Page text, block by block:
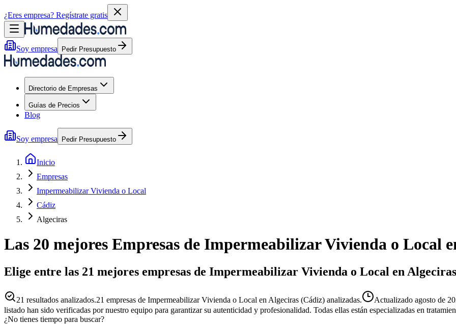
¿Eres empresa? Regístrate gratis
Soy empresa Pedir Presupuesto
Directorio de Empresas
Guías de Precios
Blog
Soy empresa Pedir Presupuesto
Inicio
Empresas
Impermeabilizar Vivienda o Local
Cádiz
Algeciras
Las 20 mejores Empresas de Impermeabilizar Vivienda o Local
Elige entre las 21 mejores empresas de Impermeabilizar Vivienda o Local en Algeciras
21 resultados analizados.21 empresas de Impermeabilizar Vivienda o Local en Algeciras (Cádiz) analizadas. Actualizado agosto de
listado han sido verificadas por nuestro equipo para garantizar su autenticidad y profesionalidad. Todas ellas están especializadas en
¿No tienes tiempo para buscar?